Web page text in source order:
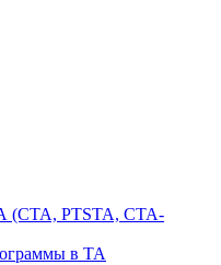
(СТА, PTSTA, СТА-
в ТА